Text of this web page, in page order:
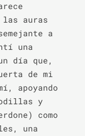
las auras
a
una
día que,
de mi
apoyando
y
como
una